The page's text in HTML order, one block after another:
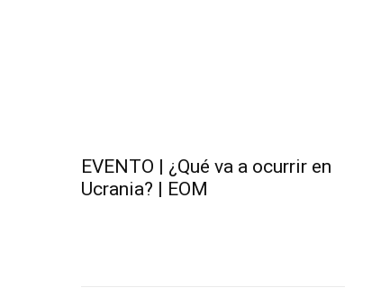
EVENTO | ¿Qué va a ocurrir en
Ucrania? | EOM